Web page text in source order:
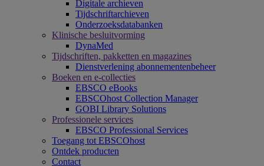
Digitale archieven
Tijdschriftarchieven
Onderzoeksdatabanken
Klinische besluitvorming
DynaMed
Tijdschriften, pakketten en magazines
Dienstverlening abonnementenbeheer
Boeken en e-collecties
EBSCO eBooks
EBSCOhost Collection Manager
GOBI Library Solutions
Professionele services
EBSCO Professional Services
Toegang tot EBSCOhost
Ontdek producten
Contact